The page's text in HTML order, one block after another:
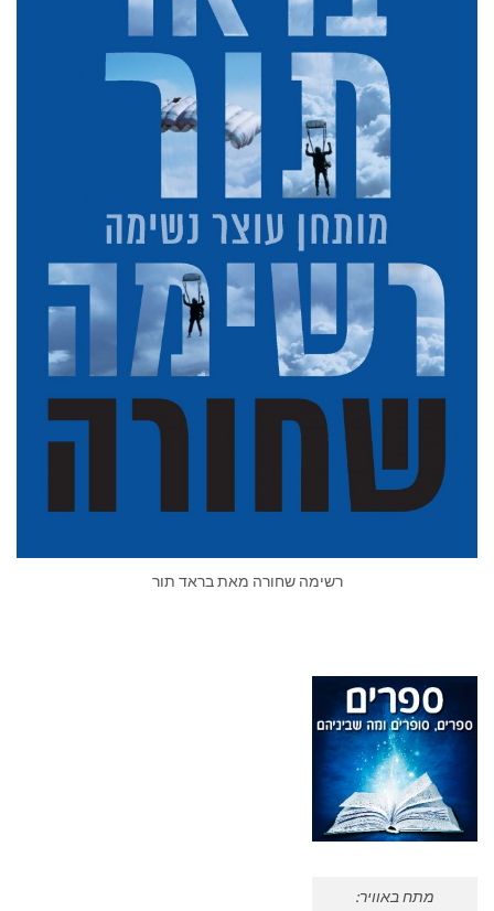
רשימה שחורה מאת בראד תור
מתח באוויר: